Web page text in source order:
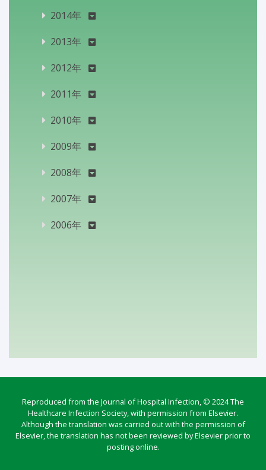
2014年
2013年
2012年
2011年
2010年
2009年
2008年
2007年
2006年
Reproduced from the Journal of Hospital Infection, © 2024 The
Healthcare Infection Society, with permission from Elsevier.
Although the translation was carried out with the permission of
Elsevier, the translation has not been reviewed by Elsevier prior to
posting online.